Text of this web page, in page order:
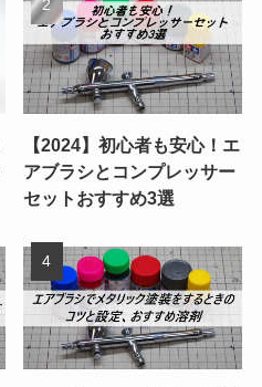
【2024】初心者も安心！エ
アブラシとコンプレッサー
セットおすすめ3選